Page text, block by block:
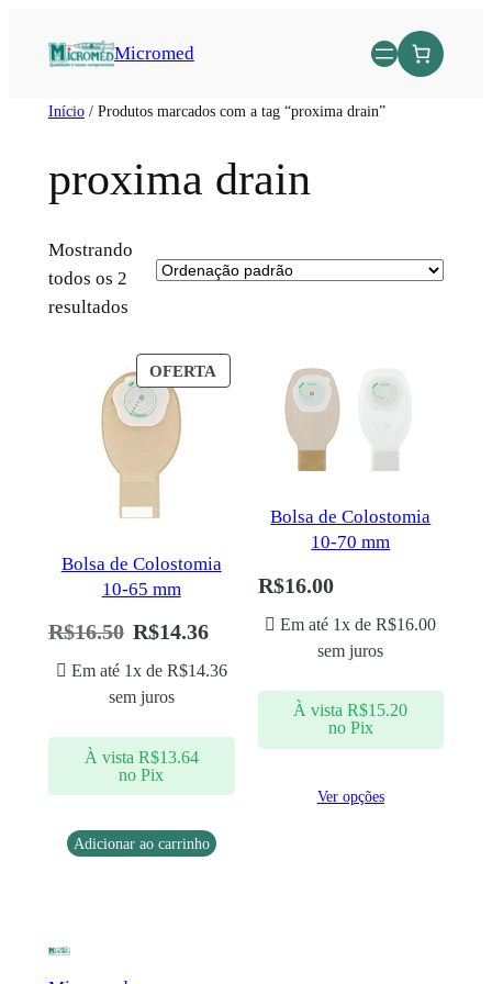
Micromed
Início/ Produtos marcados com a tag “proxima drain”
proxima drain
Mostrando
todos os 2
resultados
OFERTA
Bolsa de Colostomia
10-65 mm
R$16.50 R$14.36
Em até 1x de R$14.36
sem juros
À vista R$13.64
no Pix
Adicionar ao carrinho
Bolsa de Colostomia
10-70 mm
R$16.00
Em até 1x deR$16.00
sem juros
À vista R$15.20
no Pix
Ver opções